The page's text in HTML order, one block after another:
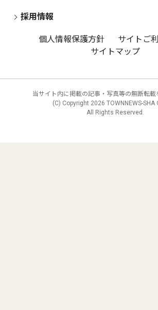
採用情報
個人情報保護方針
サイトご
サイトマップ
当サイト内に掲載の記事・写真等の無断転載
(C) Copyright 2026 TOWNNEWS-SHA
All Rights Reserved.